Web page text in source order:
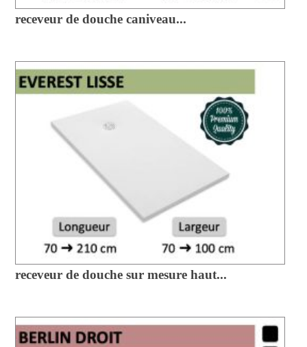
receveur de douche caniveau...
receveur de douche sur mesure haut...